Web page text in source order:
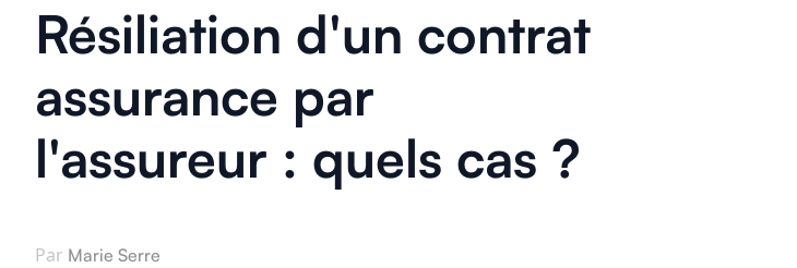
Résiliation d'un contrat
assurance par
l'assureur : quels cas ?
Par Marie Serre